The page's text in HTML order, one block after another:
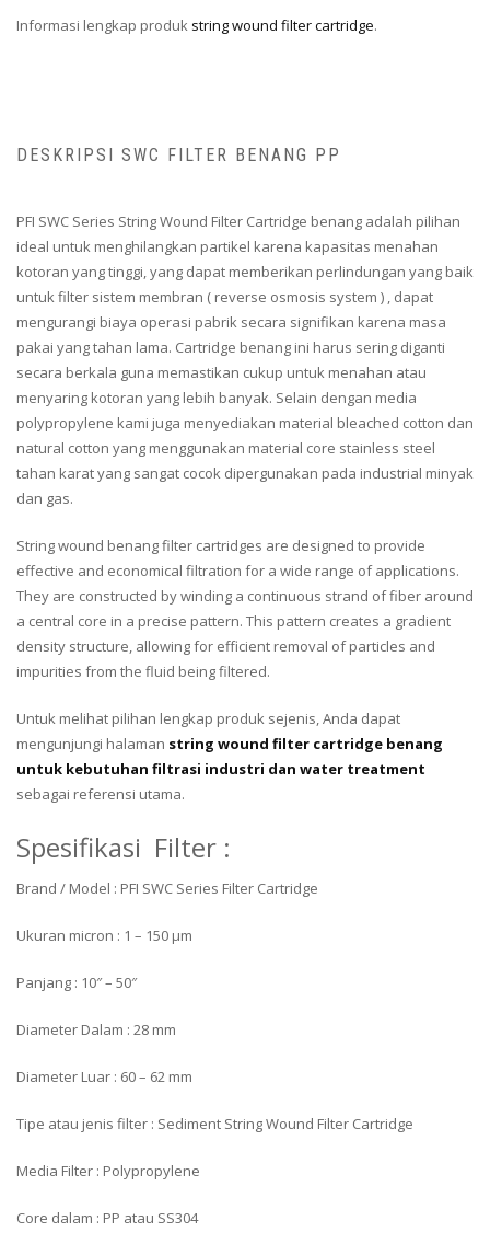
Informasi lengkap produk string wound filter cartridge.
DESKRIPSI SWC FILTER BENANG PP
PFI SWC Series String Wound Filter Cartridge benang adalah pilihan
ideal untuk menghilangkan partikel karena kapasitas menahan
kotoran yang tinggi, yang dapat memberikan perlindungan yang baik
untuk filter sistem membran ( reverse osmosis system ) , dapat
mengurangi biaya operasi pabrik secara signifikan karena masa
pakai yang tahan lama. Cartridge benang ini harus sering diganti
secara berkala guna memastikan cukup untuk menahan atau
menyaring kotoran yang lebih banyak. Selain dengan media
polypropylene kami juga menyediakan material bleached cotton dan
natural cotton yang menggunakan material core stainless steel
tahan karat yang sangat cocok dipergunakan pada industrial minyak
dan gas.
String wound benang filter cartridges are designed to provide
effective and economical filtration for a wide range of applications.
They are constructed by winding a continuous strand of fiber around
a central core in a precise pattern. This pattern creates a gradient
density structure, allowing for efficient removal of particles and
impurities from the fluid being filtered.
Untuk melihat pilihan lengkap produk sejenis, Anda dapat
mengunjungi halaman string wound filter cartridge benang
untuk kebutuhan filtrasi industri dan water treatment
sebagai referensi utama.
Spesifikasi Filter :
Brand / Model : PFI SWC Series Filter Cartridge
Ukuran micron : 1 – 150 μm
Panjang : 10″ – 50″
Diameter Dalam : 28 mm
Diameter Luar : 60 – 62 mm
Tipe atau jenis filter : Sediment String Wound Filter Cartridge
Media Filter : Polypropylene
Core dalam : PP atau SS304